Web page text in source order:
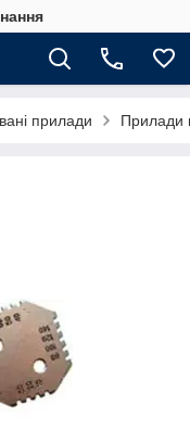
прилади Прилади